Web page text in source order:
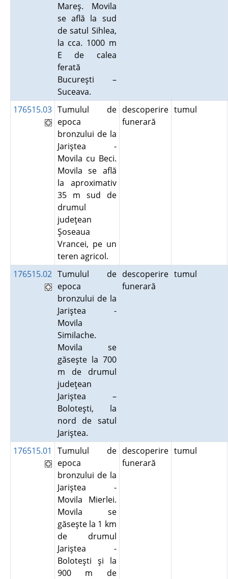
Mareş. Movila
se află la sud
de satul Sihlea,
la cca. 1000 m
E de calea
ferată
Bucureşti –
Suceava.
176515.03 Tumulul de
epoca
bronzului de la
Jariştea -
Movila cu Beci.
Movila se află
la aproximativ
35 m sud de
drumul
judeţean
Şoseaua
Vrancei, pe un
teren agricol.
descoperire
funerară
tumul
176515.02 Tumulul de
epoca
bronzului de la
Jariştea -
Movila
Similache.
Movila se
găseşte la 700
m de drumul
judeţean
Jariştea –
Boloteşti, la
nord de satul
Jariştea.
descoperire
funerară
tumul
176515.01
Tumulul de
epoca
bronzului de la
Jariştea -
Movila Mierlei.
Movila se
găseşte la 1 km
de drumul
Jariştea -
Boloteşti şi la
900 m de
descoperire
funerară
tumul